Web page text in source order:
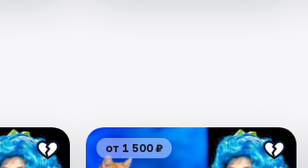
от 1 500 ₽